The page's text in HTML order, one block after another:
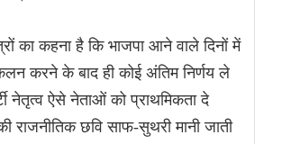
का कहना है कि भाजपा आने वाले दिनों में
करने के बाद ही कोई अंतिम निर्णय ले
नेतृत्व ऐसे नेताओं को प्राथमिकता दे
राजनीतिक छवि साफ-सुथरी मानी जाती